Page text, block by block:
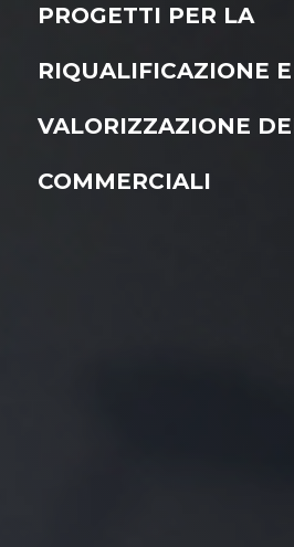
PROGETTI PER LA
RIQUALIFICAZIONE E
VALORIZZAZIONE
COMMERCIALI